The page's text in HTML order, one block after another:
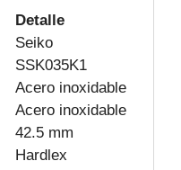
Detalle
Seiko
SSK035K1
Acero inoxidable
Acero inoxidable
42.5 mm
Hardlex